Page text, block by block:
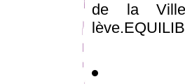
de la